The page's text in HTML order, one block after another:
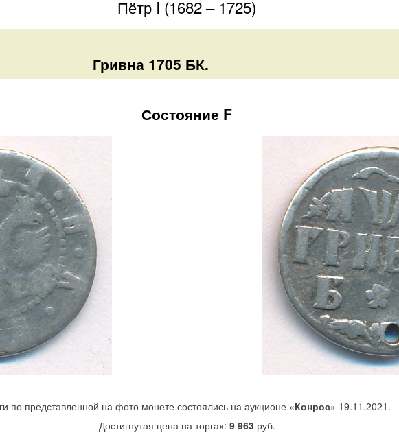
Пётр I (1682 – 1725)
Гривна 1705 БК.
Состояние F
по представленной на фото монете состоялись на аукционе «Конрос» 19.11.2021.
Достигнутая цена на торгах: 9 963 руб.